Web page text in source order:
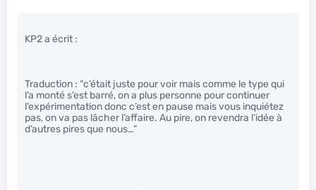
KP2 a écrit :
Traduction : “c’était juste pour voir mais comme le type qui
l’a monté s’est barré, on a plus personne pour continuer
l’expérimentation donc c’est en pause mais vous inquiétez
pas, on va pas lâcher l’affaire. Au pire, on revendra l’idée à
d’autres pires que nous…”